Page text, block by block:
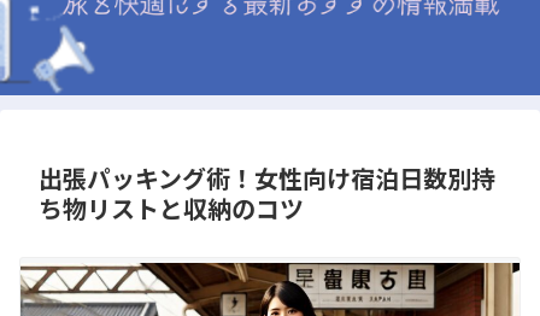
出張パッキング術！女性向け宿泊日数別持
ち物リストと収納のコツ